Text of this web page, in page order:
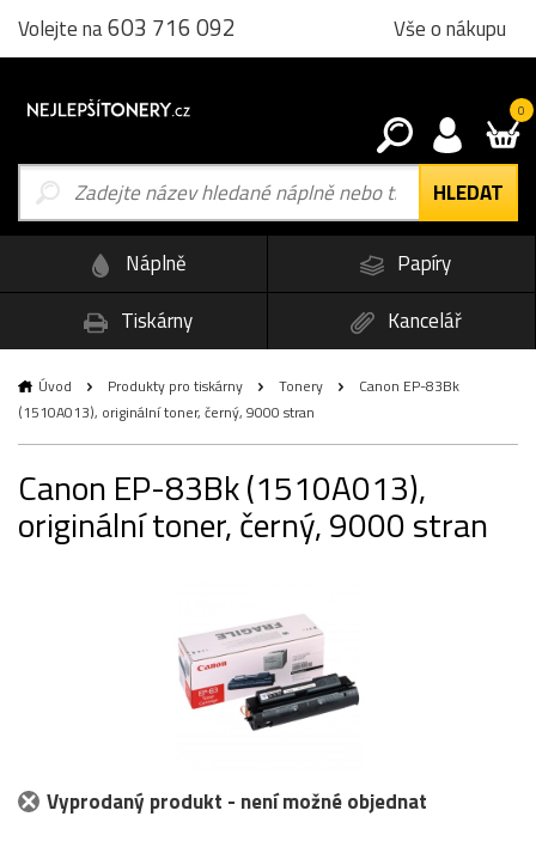
Volejte na603 716 092 Vše o nákupu
0
Náplně
Papíry
Tiskárny
Kancelář
Úvod Produkty pro tiskárny Tonery
Canon EP-83Bk
(1510A013), originální toner, černý, 9000 stran
Canon EP-83Bk (1510A013),
originální toner, černý, 9000 stran
Vyprodaný produkt - není možné objednat